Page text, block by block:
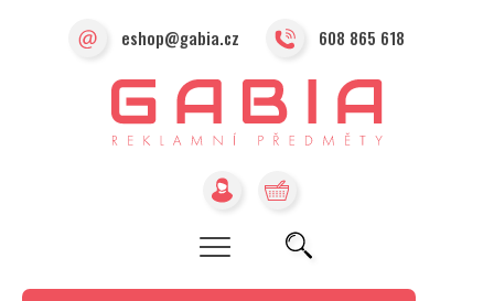
eshop@gabia.cz 608 865 618